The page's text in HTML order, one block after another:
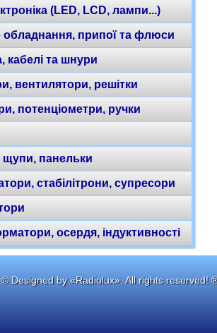
(LED, LCD, лампи...)
обладнання, припої та флюси
кабелі та шнури
вентилятори, решітки
потенціометри, ручки
панельки
стабілітрони, супресори
осердя, індуктивності
Designed by «Radiolux». All rights reserved!